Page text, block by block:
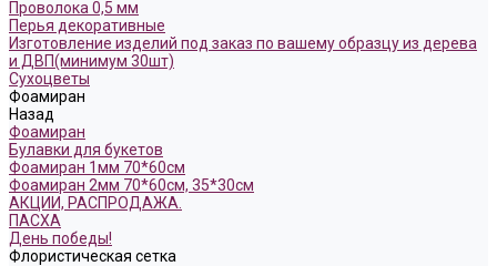
Проволока 0,5 мм
Перья декоративные
Изготовление изделий под заказ по вашему образцу из дерева
и ДВП(минимум 30шт)
Сухоцветы
Фоамиран
Назад
Фоамиран
Булавки для букетов
Фоамиран 1мм 70*60см
Фоамиран 2мм 70*60см, 35*30см
АКЦИИ, РАСПРОДАЖА.
ПАСХА
День победы!
Флористическая сетка